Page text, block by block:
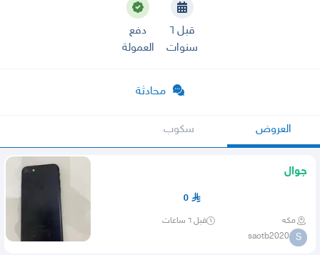
قبل ٦
سنوات
دفع
العمولة
محادثة
العروض سكوب
جوال
0
مكه قبل ٦ ساعات
S
saotb2020